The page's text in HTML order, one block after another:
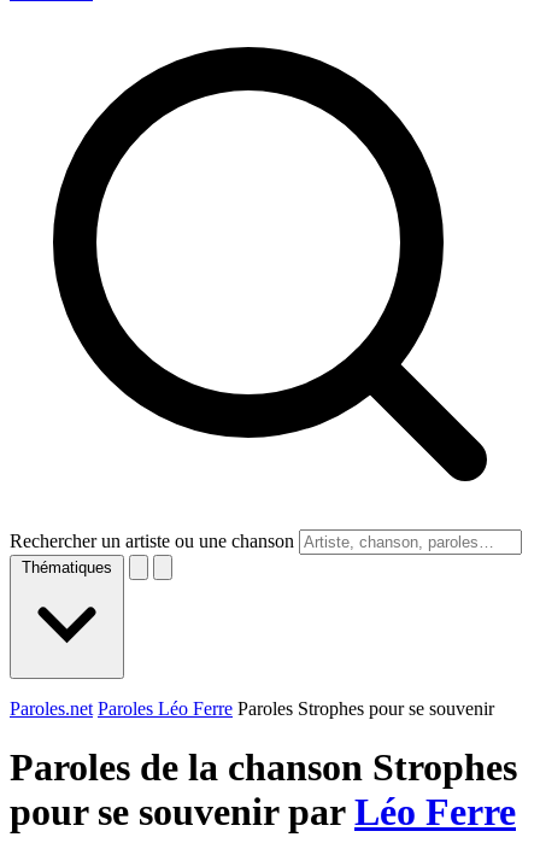
Rechercher un artiste ou une chanson
Thématiques
Paroles.net Paroles Léo Ferre Paroles Strophes pour se souvenir
Paroles de la chanson Strophes
pour se souvenir parLéo Ferre